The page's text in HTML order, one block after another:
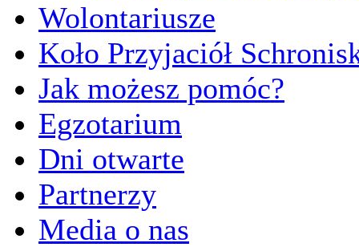
Wolontariusze
Koło Przyjaciół
Jak możesz pomóc?
Egzotarium
Dni otwarte
Partnerzy
Media o nas